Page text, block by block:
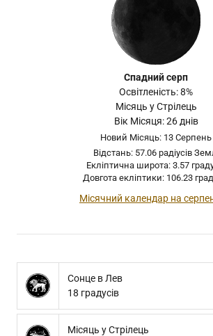
Спадний серп
Освітленість: 8%
Місяць у Стрілець
Вік Місяця: 26 днів
Новий Місяць: 13 Серпень
Відстань: 57.06 радіусів
Екліптична широта: 3.57
Довгота екліптики: 106.23
Місячний календар на
Сонце в Лев
18 градусів
Місяць у Стрілець